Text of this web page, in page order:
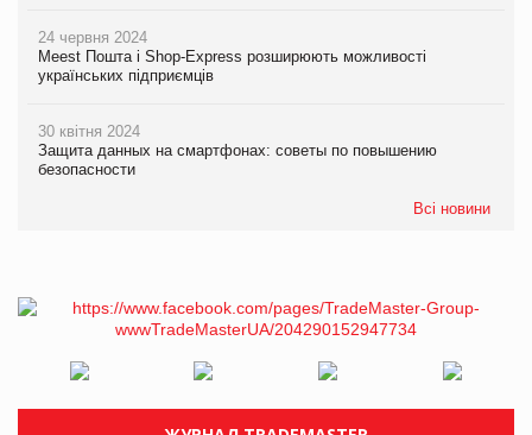
24 червня 2024
Meest Пошта і Shop-Express розширюють можливості
українських підприємців
30 квітня 2024
Защита данных на смартфонах: советы по повышению
безопасности
Всі новини